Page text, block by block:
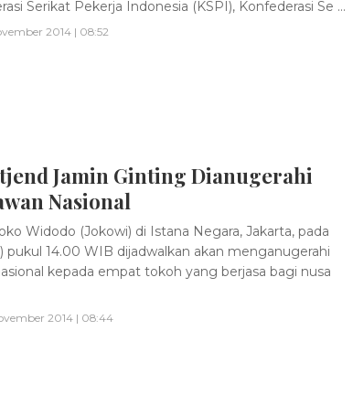
Serikat Pekerja Indonesia (KSPI), Konfederasi Se ...
2014 | 08:52
Jamin Ginting Dianugerahi
Nasional
Widodo (Jokowi) di Istana Negara, Jakarta, pada
pukul 14.00 WIB dijadwalkan akan menganugerahi
kepada empat tokoh yang berjasa bagi nusa
2014 | 08:44